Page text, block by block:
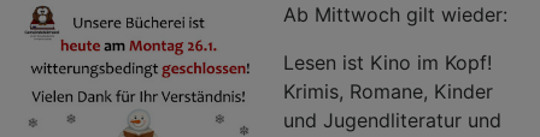
Ab Mittwoch gilt wieder:
Lesen ist Kino im Kopf!
Krimis, Romane, Kinder
und Jugendliteratur und